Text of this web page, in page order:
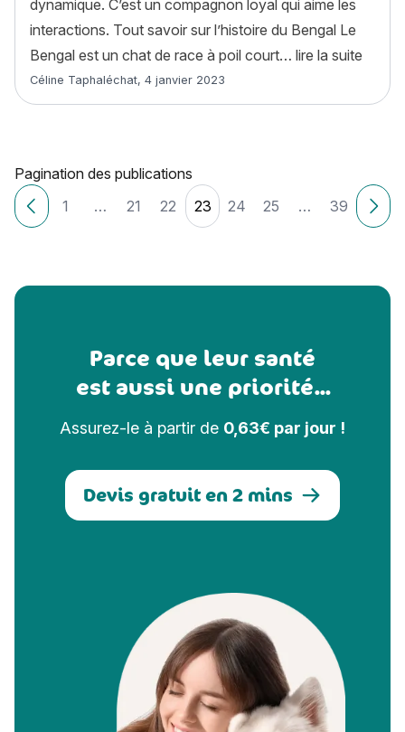
dynamique. C’est un compagnon loyal qui aime les
interactions. Tout savoir sur l’histoire du Bengal Le
Bengal est un chat de race à poil court… lire la suite
Article rédigé par
Céline Taphaléchat, 4 janvier 2023
Pagination des publications
Articles plus récents
1 … 21 22 23 24 25 … 39
Parce que leur santé
est aussi une priorité...
Assurez-le à partir de 0,63€ par jour !
Devis gratuit en 2 mins